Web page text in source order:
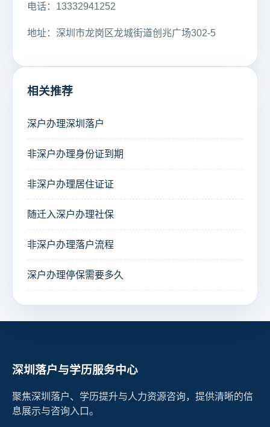
电话：13332941252
地址：深圳市龙岗区龙城街道创兆广场302-5
相关推荐
深户办理深圳落户
非深户办理身份证到期
非深户办理居住证证
随迁入深户办理社保
非深户办理落户流程
深户办理停保需要多久
深圳落户与学历服务中心
聚焦深圳落户、学历提升与人力资源咨询，提供清晰的信
息展示与咨询入口。